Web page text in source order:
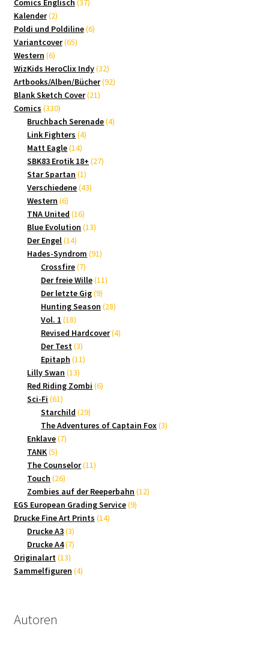
Comics Englisch 37
Kalender 22
Produkte
Poldi und Poldiline 66
Variantcover 6565
Western 66
Produkte
WizKids HeroClix Indy 3232
Produkte
Artbooks/Alben/Bücher 9292
Blank Sketch Cover 2121
Comics 330330
Produkte
Bruchbach Serenade 44
Link Fighters 44
Matt Eagle 1414
Produkte
SBK83 Erotik 18+ 2727
Star Spartan 11
Produkt
Verschiedene 4343
Western 66
Produkte
TNA United 1616
Produkte
Blue Evolution 1313
Der Engel 1414
Produkte
Hades-Syndrom 9191
Crossfire 77
Produkte
Der freie Wille 1111
Der letzte Gig 99
Produkte
Hunting Season 2828
Vol. 1 1818
Produkte
Revised Hardcover 44
Der Test 33
Produkte
Epitaph 1111
Lilly Swan 1313
Produkte
Red Riding Zombi 66
Sci-Fi 6161
Produkte
Starchild 2929
Produkte
The Adventures of Captain Fox 33
Enklave 77
TANK 55
Produkte
The Counselor 1111
Touch 2626
Produkte
Zombies auf der Reeperbahn 1212
EGS European Grading Service 99
Drucke Fine Art Prints 1414
Drucke A3 33
Produkte
Drucke A4 77
Originalart 1313
Produkte
Sammelfiguren 44
Autoren